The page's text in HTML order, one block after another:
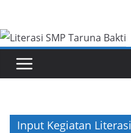
content
Input Kegiatan Literasi